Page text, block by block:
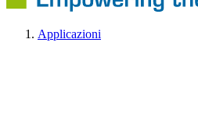
Applicazioni